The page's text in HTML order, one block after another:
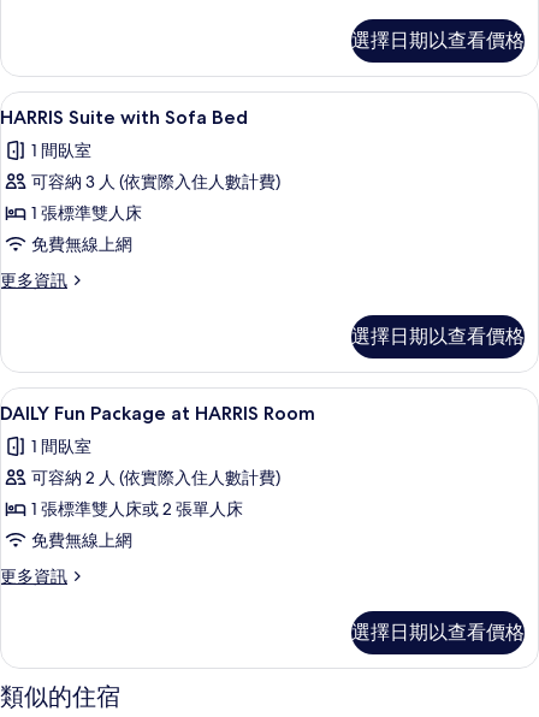
side
by
side)
的
所
有
相
片
Package
at
HARRIS
(2
rooms
by
side)
詳
選擇日期以查看價格
顯
示
HARRIS
Suite
with
Sofa
Bed
有
相
片
迷你吧、客房內保險箱、書桌、免費
6
HARRIS Suite with Sofa Bed
1 間臥室
可容納 3 人 (依實際入住人數計費)
1 張標準雙人床
免費無線上網
更多資訊
更
with
Sofa
Bed
詳
情
選擇日期以查看價格
顯
示
DAILY
Fun
Package
at
HARRIS
所
有
迷你吧、客房內保險箱、書桌、免費
6
DAILY Fun Package at HARRIS Room
1 間臥室
可容納 2 人 (依實際入住人數計費)
1 張標準雙人床或 2 張單人床
免費無線上網
更多資訊
更
Package
at
HARRIS
選擇日期以查看價格
類似的住宿